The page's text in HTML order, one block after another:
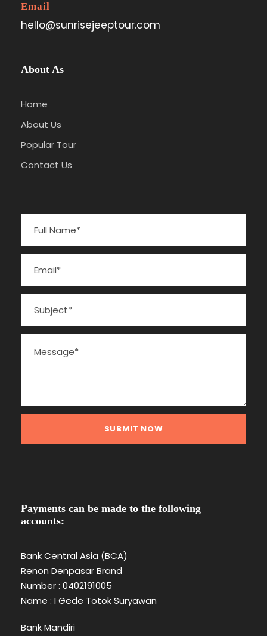
Email
hello@sunrisejeeptour.com
About As
Home
About Us
Popular Tour
Contact Us
Payments can be made to the following
accounts:
Bank Central Asia (BCA)
Renon Denpasar Brand
Number : 0402191005
Name : I Gede Totok Suryawan
Bank Mandiri